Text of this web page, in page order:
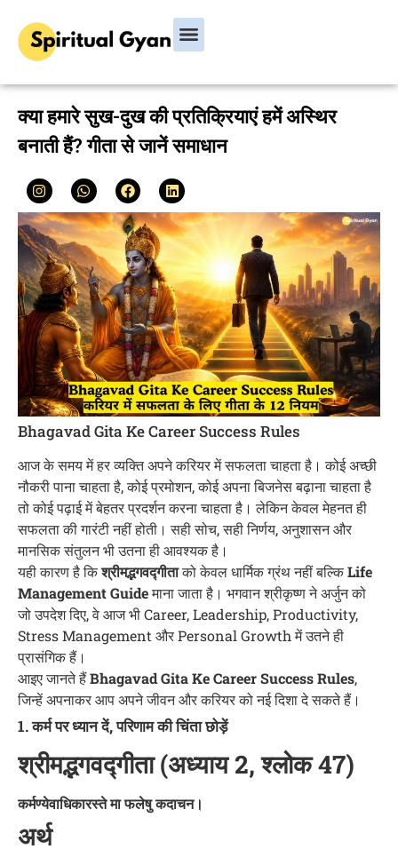
क्या हमारे सुख-दुख की प्रतिक्रियाएं हमें अस्थिर
बनाती हैं? गीता से जानें समाधान
Bhagavad Gita Ke Career Success Rules
आज के समय में हर व्यक्ति अपने करियर में सफलता चाहता है। कोई अच्छी
नौकरी पाना चाहता है, कोई प्रमोशन, कोई अपना बिजनेस बढ़ाना चाहता है
तो कोई पढ़ाई में बेहतर प्रदर्शन करना चाहता है। लेकिन केवल मेहनत ही
सफलता की गारंटी नहीं होती। सही सोच, सही निर्णय, अनुशासन और
मानसिक संतुलन भी उतना ही आवश्यक है।
यही कारण है किश्रीमद्भगवद्गीताको केवल धार्मिक ग्रंथ नहीं बल्किLife
Management Guideमाना जाता है। भगवान श्रीकृष्ण ने अर्जुन को
जो उपदेश दिए, वे आज भी Career, Leadership, Productivity,
Stress Management और Personal Growth में उतने ही
प्रासंगिक हैं।
आइए जानते हैंBhagavad Gita Ke Career Success Rules,
जिन्हें अपनाकर आप अपने जीवन और करियर को नई दिशा दे सकते हैं।
1. कर्म पर ध्यान दें, परिणाम की चिंता छोड़ें
श्रीमद्भगवद्गीता (अध्याय 2, श्लोक 47)
कर्मण्येवाधिकारस्ते मा फलेषु कदाचन।
अर्थ